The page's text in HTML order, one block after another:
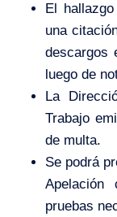
El
una
descargos
luego de
La
Trabajo
de multa.
Se podrá
pruebas